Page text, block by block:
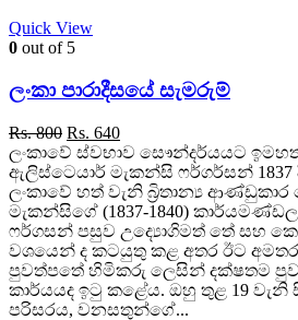
Quick View
0 out of 5
ලංකා පාරාදීසයේ සැමරුම්
Rs.800 Original
price
was:
Rs. 800.
Rs. 640Current
price
is:
Rs. 640.
ලංකාවේ ස්වභාව සෞන්දර්යයට
ඇලිස්ටෙයාර් මැකන්සි ෆර්ගර්සන්
ලංකාවේ හත් වැනි බ්‍රිතාන්‍ය ආණ්ඩුකාර
මැකන්සිගේ (1837-1840)
ෆර්ගසන් පසුව උද්‍යොගිමත් තේ සහ
වශයෙන් ද කටයුතු කළ අතර ඊට අමතරව
පුවත්පතේ හිමිකරු ලෙසින් දක්ෂතම
කාර්යයද ඉටු කළේය. ඔහු තුළ 19 වැනි
පරිසරය, වනසතුන්ගේ...